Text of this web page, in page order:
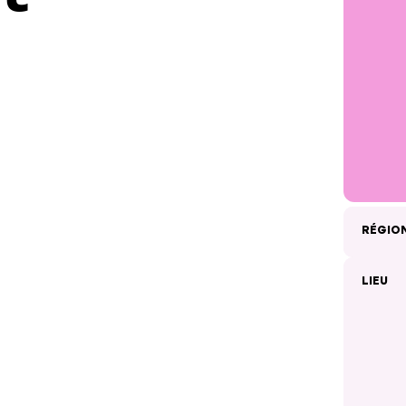
LIEU